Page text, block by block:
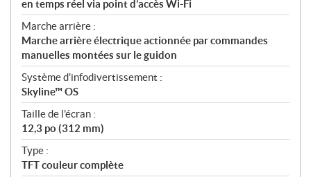
en temps réel via point d’accès Wi-Fi
Marche arrière :
Marche arrière électrique actionnée par commandes
manuelles montées sur le guidon
Système d'infodivertissement :
Skyline™ OS
Taille de l'écran :
12,3 po (312 mm)
Type :
TFT couleur complète